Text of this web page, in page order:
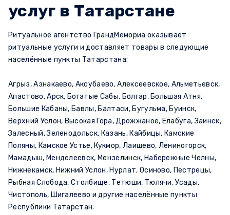
услуг в Татарстане
Ритуальное агентство ГрандМемориа оказывает
ритуальные услуги и доставляет товары в следующие
населённые пункты Татарстана:
Агрыз, Азнакаево, Аксубаево, Алексеевское, Альметьевск,
Апастово, Арск, Богатые Сабы, Болгар, Большая Атня,
Большие Кабаны, Бавлы, Балтаси, Бугульма, Буинск,
Верхний Услон, Высокая Гора, Дрожжаное, Елабуга, Заинск,
Залесный, Зеленодольск, Казань, Кайбицы, Камские
Поляны, Камское Устье, Кукмор, Лаишево, Лениногорск,
Мамадыш, Менделеевск, Мензелинск, Набережные Челны,
Нижнекамск, Нижний Услон, Нурлат, Осиново, Пестрецы,
Рыбная Слобода, Столбище, Тетюши, Тюлячи, Усады,
Чистополь, Шигалеево и другие населённые пункты
Республики Татарстан.